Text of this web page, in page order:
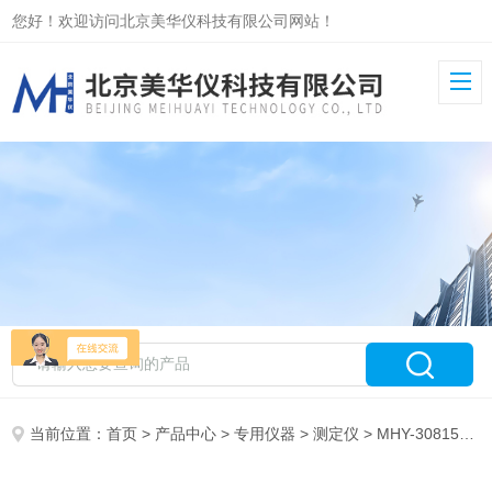
您好！欢迎访问北京美华仪科技有限公司网站！
当前位置：首页 > 产品中心 >专用仪器 >测定仪 > MHY-30815全自动运动粘度测定仪